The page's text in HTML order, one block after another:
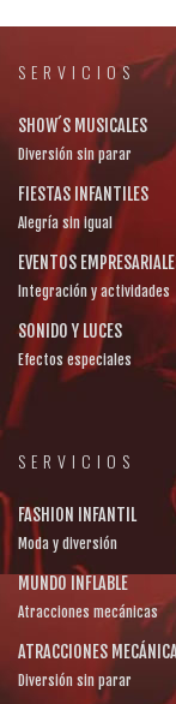
SERVICIOS
SHOW´S MUSICALES
Diversión sin parar
FIESTAS INFANTILES
Alegría sin igual
EVENTOS
Integración y actividades
SONIDO Y LUCES
Efectos especiales
SERVICIOS
FASHION INFANTIL
Moda y diversión
MUNDO INFLABLE
Atracciones mecánicas
ATRACCIONES
Diversión sin parar